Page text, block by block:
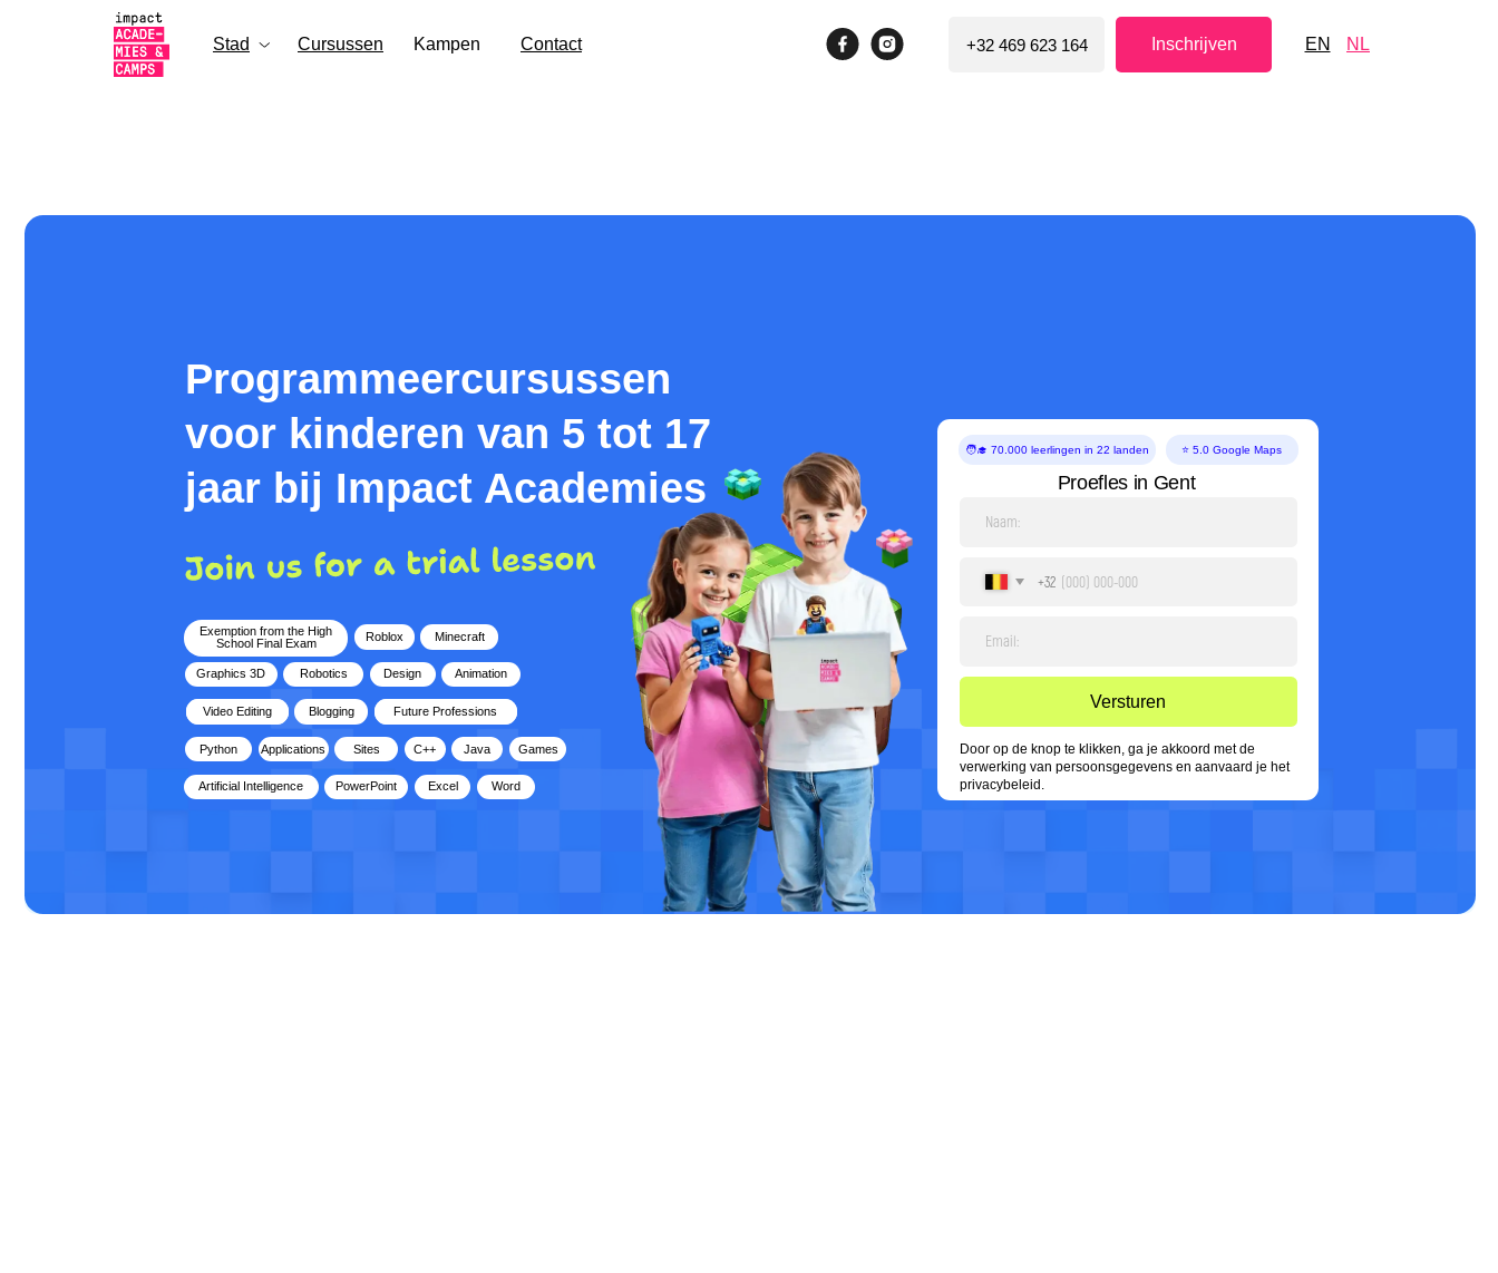
+32 469 623 164
Contact
Kampen Inschrijven EN NL
Stad Cursussen
voor kinderen van 5 tot 17
jaar bij Impact Academies
Proefles in Gent
Door op de knop te klikken, ga je akkoord met de
verwerking van persoonsgegevens en aanvaard je het
privacybeleid.
C++
Programare
Future Professions
Sites
Applications
Word
Games
Artificial Intelligence PowerPoint
Python
Blogging
Microsoft Office
Video Editing
Exemption from the High
School Final Exam
Minecraft
Roblox
Excel
Java